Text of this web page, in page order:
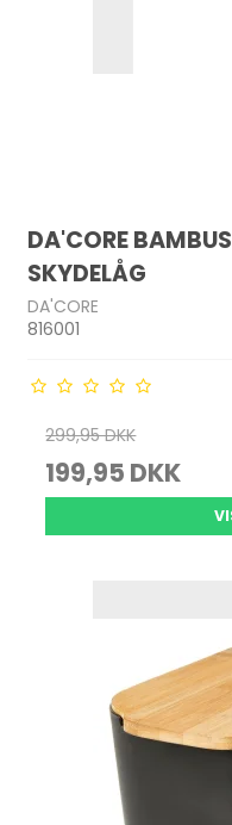
DA'CORE
SKYDELÅG
DA'CORE
816001
299,95 DKK
199,95 DKK